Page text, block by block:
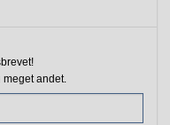
meget andet.